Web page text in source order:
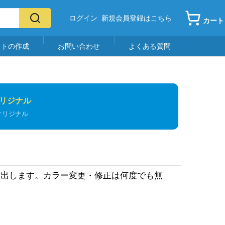
ログイン 新規会員登録はこちら カート
の作成 お問い合わせ よくある質問
ジナル
リジナル
します。カラー変更・修正は何度でも無